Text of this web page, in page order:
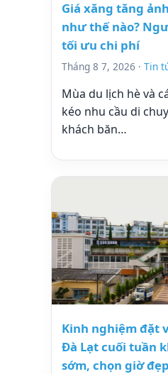
Giá xăng tăng
như thế nào?
tối ưu chi phí
Tháng 8 7, 2026 · Tin
Mùa du lịch hè và
kéo nhu cầu di
khách băn…
Kinh nghiệm đặt
Đà Lạt cuối tuần
sớm, chọn giờ